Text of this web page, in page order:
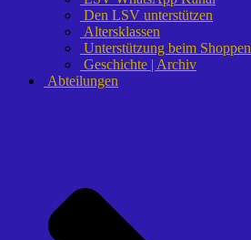
Den LSV unterstützen
Altersklassen
Unterstützung beim Shoppen
Geschichte | Archiv
Abteilungen